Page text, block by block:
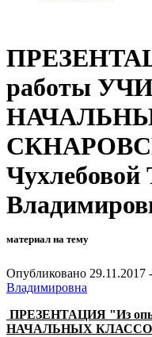
работы
Чухлебовой
материал на тему
Опубликовано 29.11.2017
Владимировна
ПРЕЗЕНТАЦИЯ "Из
НАЧАЛЬНЫХ